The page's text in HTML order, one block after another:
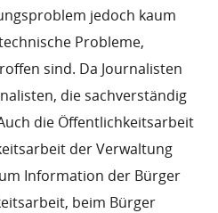
jedoch kaum
Probleme,
sind. Da Journalisten
die sachverständig
die Öffentlichkeitsarbeit
der Verwaltung
Information der Bürger
beim Bürger